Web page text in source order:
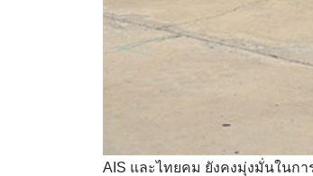
AIS และไทยคม ยังคงมุ่งมั่นในก